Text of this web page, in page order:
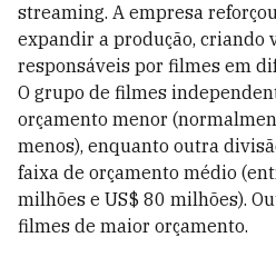
streaming. A empresa
expandir a produção, criando
responsáveis por filmes em
O grupo de filmes
orçamento menor
menos), enquanto outra
faixa de orçamento médio
milhões e US$ 80 milhões).
filmes de maior orçamento.